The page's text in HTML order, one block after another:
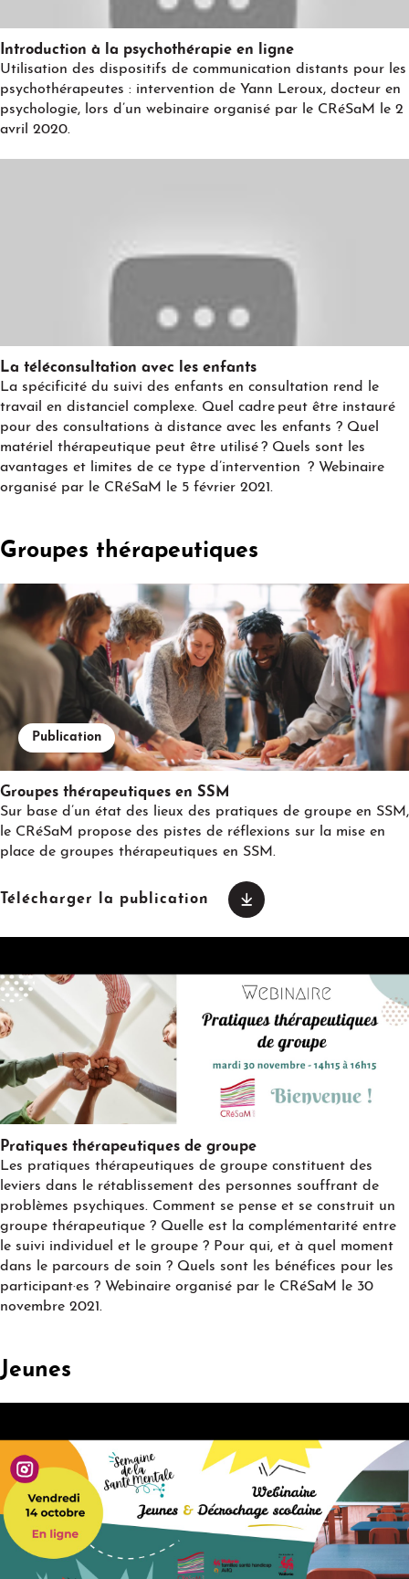
Introduction à la psychothérapie en ligne
Utilisation des dispositifs de communication distants pour les
psychothérapeutes : intervention de Yann Leroux, docteur en
psychologie, lors d’un webinaire organisé par le CRéSaM le 2
avril 2020.
La téléconsultation avec les enfants
La spécificité du suivi des enfants en consultation rend le
travail en distanciel complexe. Quel cadre peut être instauré
pour des consultations à distance avec les enfants ? Quel
matériel thérapeutique peut être utilisé ? Quels sont les
avantages et limites de ce type d’intervention ? Webinaire
organisé par le CRéSaM le 5 février 2021.
Groupes thérapeutiques
Publication
Groupes thérapeutiques en SSM
Sur base d’un état des lieux des pratiques de groupe en SSM,
le CRéSaM propose des pistes de réflexions sur la mise en
place de groupes thérapeutiques en SSM.
Télécharger la publication
Pratiques thérapeutiques de groupe
Les pratiques thérapeutiques de groupe constituent des
leviers dans le rétablissement des personnes souffrant de
problèmes psychiques. Comment se pense et se construit un
groupe thérapeutique ? Quelle est la complémentarité entre
le suivi individuel et le groupe ? Pour qui, et à quel moment
dans le parcours de soin ? Quels sont les bénéfices pour les
participant·es ? Webinaire organisé par le CRéSaM le 30
novembre 2021.
Jeunes